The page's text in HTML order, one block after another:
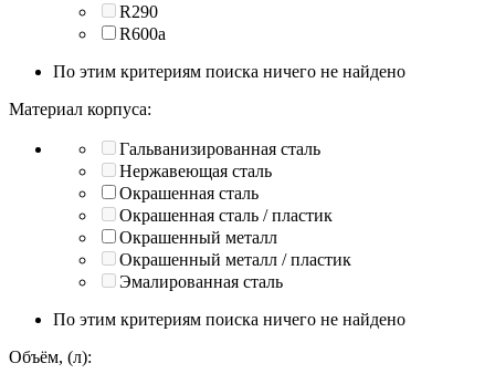
R290
R600a
По этим критериям поиска ничего не найдено
Материал корпуса:
Гальванизированная сталь
Нержавеющая сталь
Окрашенная сталь
Окрашенная сталь / пластик
Окрашенный металл
Окрашенный металл / пластик
Эмалированная сталь
По этим критериям поиска ничего не найдено
Объём, (л):